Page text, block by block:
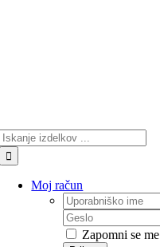
Moj račun
Username:
Password:
Zapomni se me